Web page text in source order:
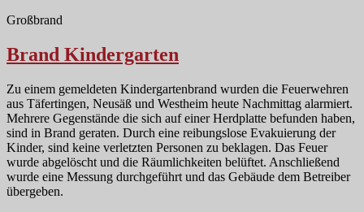
Großbrand
Brand Kindergarten
Zu einem gemeldeten Kindergartenbrand wurden die Feuerwehren
aus Täfertingen, Neusäß und Westheim heute Nachmittag alarmiert.
Mehrere Gegenstände die sich auf einer Herdplatte befunden haben,
sind in Brand geraten. Durch eine reibungslose Evakuierung der
Kinder, sind keine verletzten Personen zu beklagen. Das Feuer
wurde abgelöscht und die Räumlichkeiten belüftet. Anschließend
wurde eine Messung durchgeführt und das Gebäude dem Betreiber
übergeben.